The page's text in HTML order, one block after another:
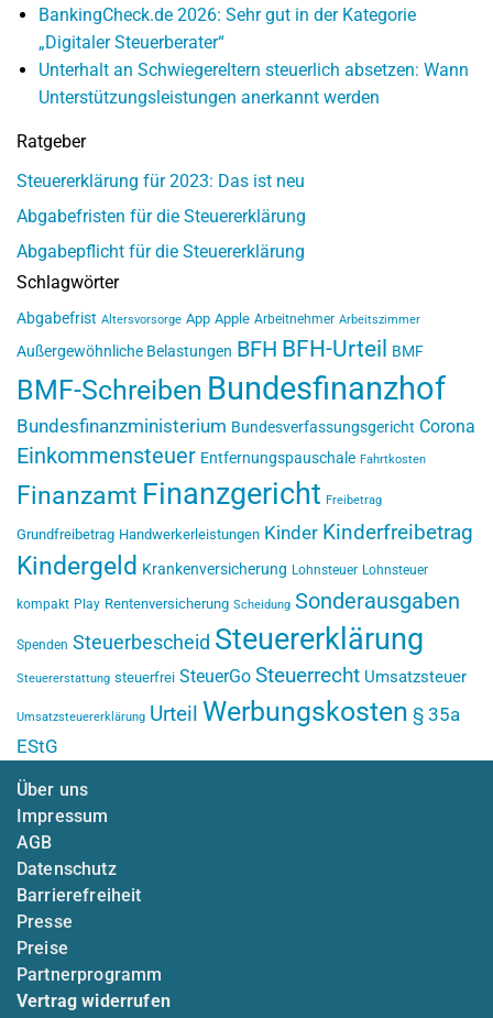
BankingCheck.de 2026: Sehr gut in der Kategorie
„Digitaler Steuerberater“
Unterhalt an Schwiegereltern steuerlich absetzen: Wann
Unterstützungsleistungen anerkannt werden
Ratgeber
Steuererklärung für 2023: Das ist neu
Abgabefristen für die Steuererklärung
Abgabepflicht für die Steuererklärung
Schlagwörter
Abgabefrist Altersvorsorge App Apple Arbeitnehmer Arbeitszimmer
Außergewöhnliche Belastungen BFH BFH-Urteil BMF
BMF-Schreiben Bundesfinanzhof
Bundesfinanzministerium Bundesverfassungsgericht Corona
Einkommensteuer Entfernungspauschale Fahrtkosten
Finanzamt Finanzgericht Freibetrag
Grundfreibetrag Handwerkerleistungen Kinder Kinderfreibetrag
Kindergeld Krankenversicherung Lohnsteuer Lohnsteuer
kompakt Play Rentenversicherung Scheidung Sonderausgaben
Spenden Steuerbescheid Steuererklärung
Steuererstattung steuerfrei SteuerGo Steuerrecht Umsatzsteuer
Umsatzsteuererklärung Urteil Werbungskosten § 35a
EStG
Über uns
Impressum
AGB
Datenschutz
Barrierefreiheit
Presse
Preise
Partnerprogramm
Vertrag widerrufen